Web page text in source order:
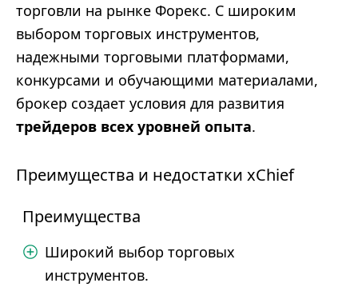
торговли на рынке Форекс. С широким
выбором торговых инструментов,
надежными торговыми платформами,
конкурсами и обучающими материалами,
брокер создает условия для развития
трейдеров всех уровней опыта.
Преимущества и недостатки xChief
Преимущества
Широкий выбор торговых
инструментов.